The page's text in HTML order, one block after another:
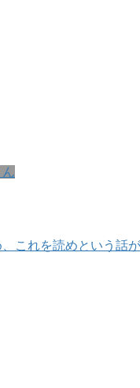
これを読めという